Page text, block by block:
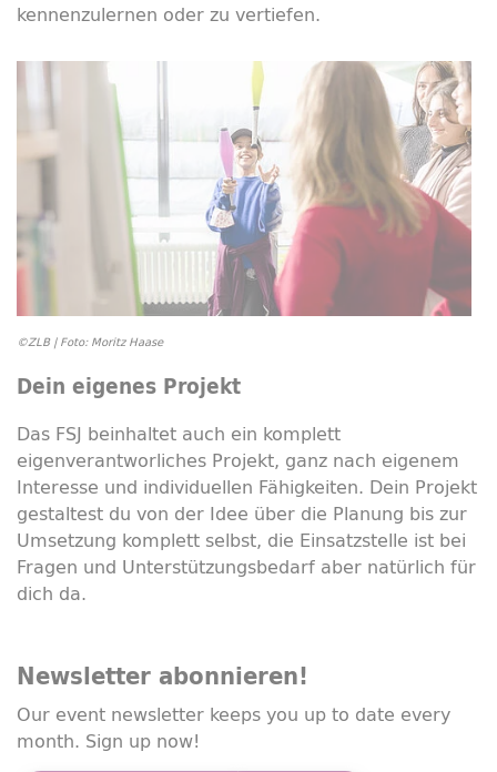
kennenzulernen oder zu vertiefen.
©ZLB | Foto: Moritz Haase
Dein eigenes Projekt
Das FSJ beinhaltet auch ein komplett
eigenverantworliches Projekt, ganz nach eigenem
Interesse und individuellen Fähigkeiten. Dein Projekt
gestaltest du von der Idee über die Planung bis zur
Umsetzung komplett selbst, die Einsatzstelle ist bei
Fragen und Unterstützungsbedarf aber natürlich für
dich da.
Newsletter abonnieren!
Our event newsletter keeps you up to date every
month. Sign up now!